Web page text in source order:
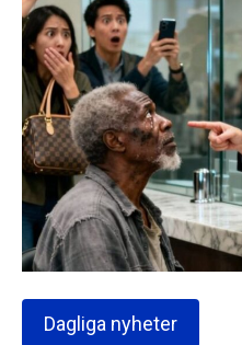
Dagliga nyheter